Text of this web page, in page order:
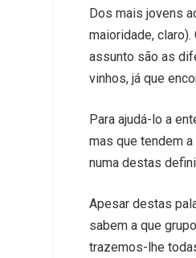
Dos mais jovens
maioridade,
assunto são as
vinhos, já que
Para ajudá-lo a
mas que tendem
numa destas
Apesar destas
sabem a que
trazemos-lhe